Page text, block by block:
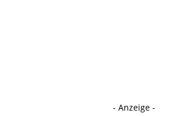
- Anzeige -